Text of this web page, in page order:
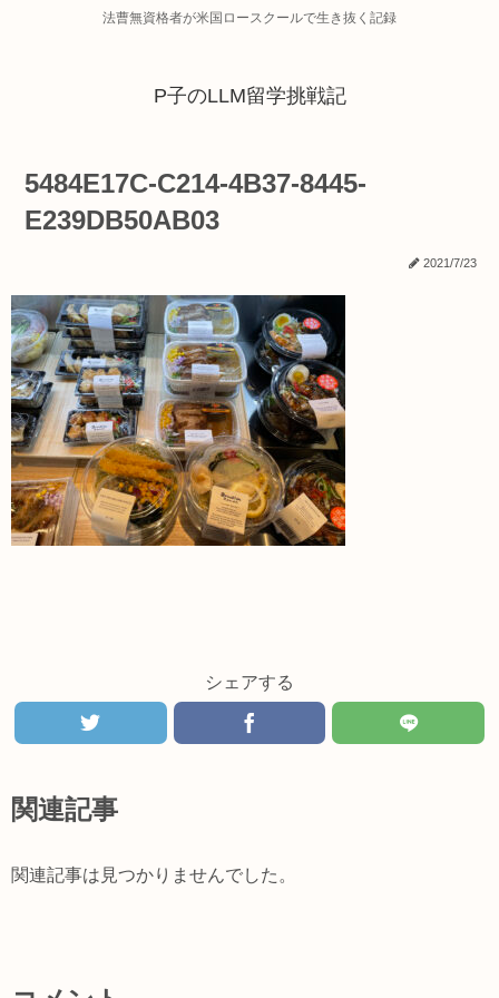
法曹無資格者が米国ロースクールで生き抜く記録
P子のLLM留学挑戦記
5484E17C-C214-4B37-8445-
E239DB50AB03
2021/7/23
シェアする
関連記事
関連記事は見つかりませんでした。